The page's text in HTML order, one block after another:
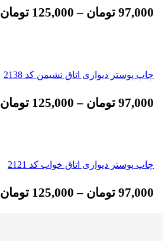
97,000 تومان –
125,000 تومان
چاپ پوستر دیواری اتاق نشیمن کد 2138
97,000 تومان –
125,000 تومان
چاپ پوستر دیواری اتاق خواب کد 2121
97,000 تومان –
125,000 تومان